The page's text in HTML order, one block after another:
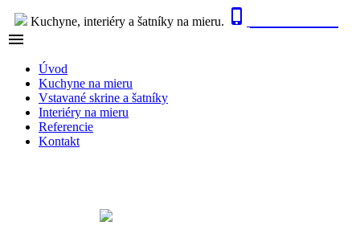
Kuchyne, interiéry a šatníky na mieru. 

Úvod
Kuchyne na mieru
Vstavané skrine a šatníky
Interiéry na mieru
Referencie
Kontakt